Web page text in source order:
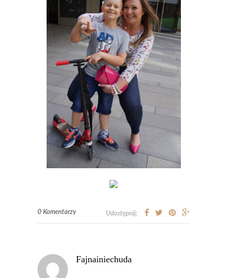
0 Komentarzy Udostępnij:
Fajnainiechuda